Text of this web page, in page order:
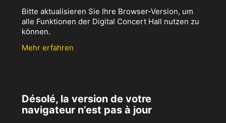
Bitte aktualisieren Sie Ihre Browser-Version, um
alle Funktionen der Digital Concert Hall nutzen zu
können.
Mehr erfahren
Désolé, la version de votre
navigateur n’est pas à jour